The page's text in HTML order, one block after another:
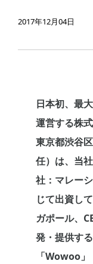
2017年12月04日
日本初、最
運営する株
東京都渋谷
任）は、当
社：マレー
じて出資し
ガポール、
発・提供す
「Wowoo」